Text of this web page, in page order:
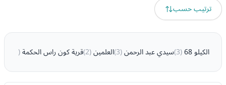
ترتيب حسب
الكيلو 68 (
3
)سيدي عبد الرحمن(
3
)العلمين(
2
)قرية كون راس الحكمة(